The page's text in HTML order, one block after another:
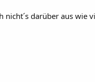
nicht´s darüber aus wie